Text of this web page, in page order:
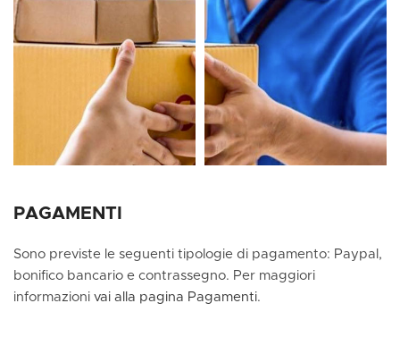
PAGAMENTI
Sono previste le seguenti tipologie di pagamento: Paypal,
bonifico bancario e contrassegno. Per maggiori
informazioni vai alla pagina Pagamenti.